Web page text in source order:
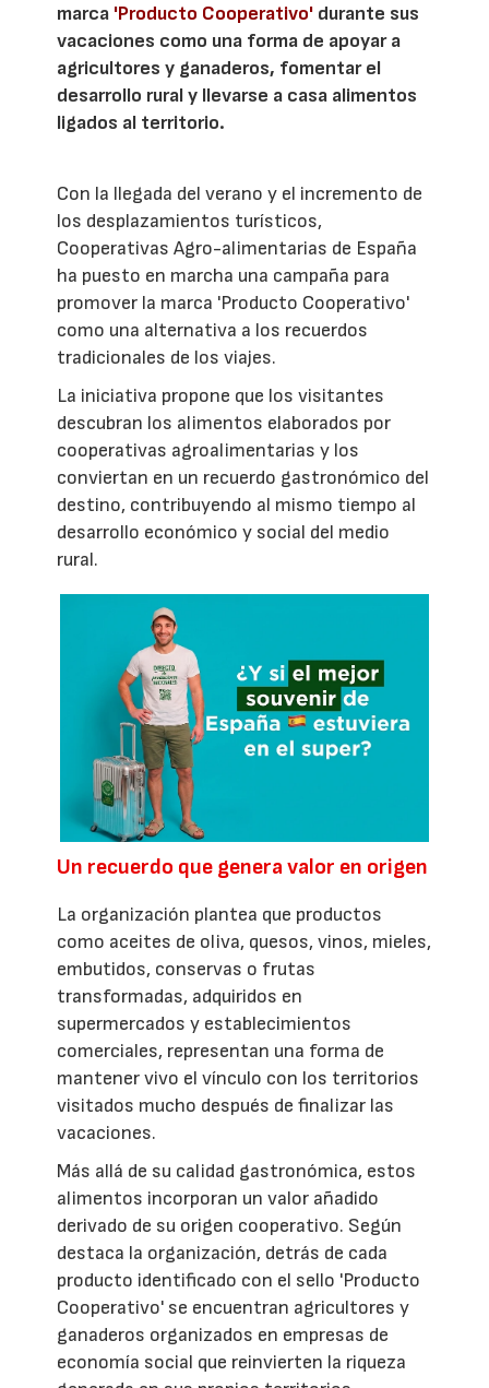
marca 'Producto Cooperativo' durante sus
vacaciones como una forma de apoyar a
agricultores y ganaderos, fomentar el
desarrollo rural y llevarse a casa alimentos
ligados al territorio.
Con la llegada del verano y el incremento de
los desplazamientos turísticos,
Cooperativas Agro-alimentarias de España
ha puesto en marcha una campaña para
promover la marca 'Producto Cooperativo'
como una alternativa a los recuerdos
tradicionales de los viajes.
La iniciativa propone que los visitantes
descubran los alimentos elaborados por
cooperativas agroalimentarias y los
conviertan en un recuerdo gastronómico del
destino, contribuyendo al mismo tiempo al
desarrollo económico y social del medio
rural.
Un recuerdo que genera valor en origen
La organización plantea que productos
como aceites de oliva, quesos, vinos, mieles,
embutidos, conservas o frutas
transformadas, adquiridos en
supermercados y establecimientos
comerciales, representan una forma de
mantener vivo el vínculo con los territorios
visitados mucho después de finalizar las
vacaciones.
Más allá de su calidad gastronómica, estos
alimentos incorporan un valor añadido
derivado de su origen cooperativo. Según
destaca la organización, detrás de cada
producto identificado con el sello 'Producto
Cooperativo' se encuentran agricultores y
ganaderos organizados en empresas de
economía social que reinvierten la riqueza